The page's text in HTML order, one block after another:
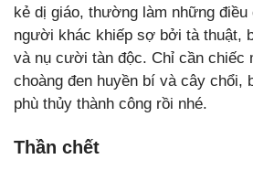
kẻ dị giáo, thường làm những
người khác khiếp sợ bởi tà thuật,
và nụ cười tàn độc. Chỉ cần chiếc
choàng đen huyền bí và cây chổi,
phù thủy thành công rồi nhé.
Thần chết